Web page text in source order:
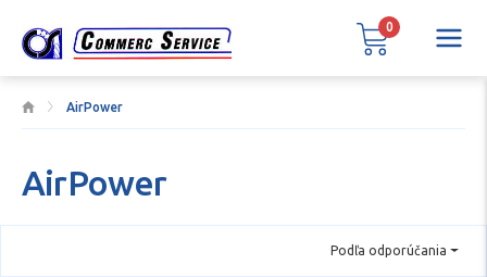
AirPower
AirPower
Podľa odporúčania
0